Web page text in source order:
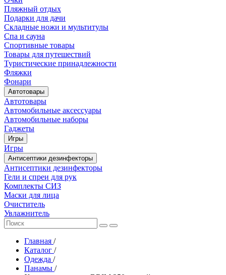
Пляжный отдых
Подарки для дачи
Складные ножи и мультитулы
Спа и сауна
Спортивные товары
Товары для путешествий
Туристические принадлежности
Фляжки
Фонари
Автотовары
Автотовары
Автомобильные аксессуары
Автомобильные наборы
Гаджеты
Игры
Игры
Антисептики дезинфекторы
Антисептики дезинфекторы
Гели и спреи для рук
Комплекты СИЗ
Маски для лица
Очиститель
Увлажнитель
Главная /
Каталог /
Одежда /
Панамы /